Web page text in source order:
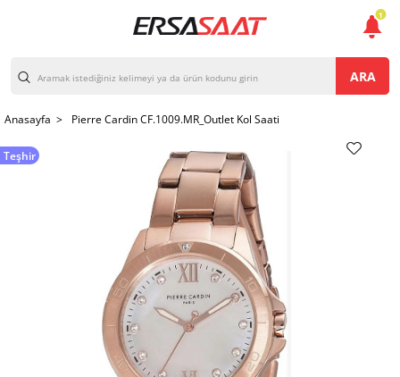
ARA
Anasayfa > Pierre Cardin CF.1009.MR_Outlet Kol Saati
Teşhir
1